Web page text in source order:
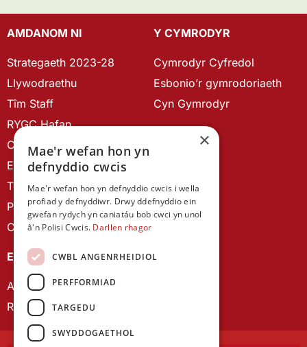
AMDANOM NI
Strategaeth 2023-28
Llywodraethu
Tîm Staff
RYGC Hafan
Canllawiau brandio
Ein Hanes
Telerau ac Amodau
Polisi Preifatrwydd
Cysylltu â ni
Y CYMRODYR
Cymrodyr Cyfredol
Esbonio’r gymrodoriaeth
Cyn Gymrodyr
EIN CYHOEDDIADAU
Astudiaethau Cymreig
Rhwydwaith Ymchwil Gyrfa Cynnar
×
Mae'r wefan hon yn
defnyddio cwcis
Mae'r wefan hon yn defnyddio cwcis i wella
profiad y defnyddiwr. Drwy ddefnyddio ein
gwefan rydych yn caniatáu bob cwci yn unol
â'n Polisi Cwcis. Darllen rhagor
CWBL ANGENRHEIDIOL
PERFFORMIAD
TARGEDU
SWYDDOGAETHOL